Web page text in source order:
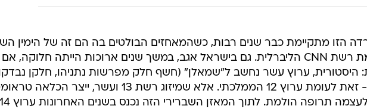
בלי משים, מפת הכוחות בתקשורת הישראלית משנה
כיוון ותנועה. למעשה, אנו חוזים כיום בהתבססות